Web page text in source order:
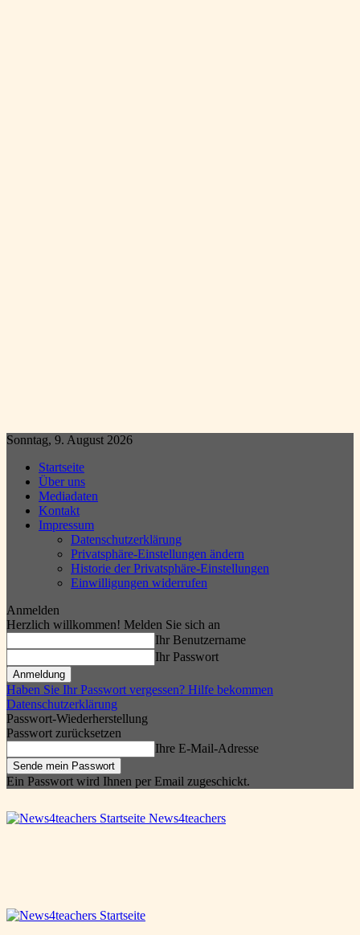
Sonntag, 9. August 2026
Startseite
Über uns
Mediadaten
Kontakt
Impressum
Datenschutzerklärung
Privatsphäre-Einstellungen ändern
Historie der Privatsphäre-Einstellungen
Einwilligungen widerrufen
Anmelden
Herzlich willkommen! Melden Sie sich an
Ihr Benutzername
Ihr Passwort
Haben Sie Ihr Passwort vergessen? Hilfe bekommen
Datenschutzerklärung
Passwort-Wiederherstellung
Passwort zurücksetzen
Ihre E-Mail-Adresse
Ein Passwort wird Ihnen per Email zugeschickt.
News4teachers